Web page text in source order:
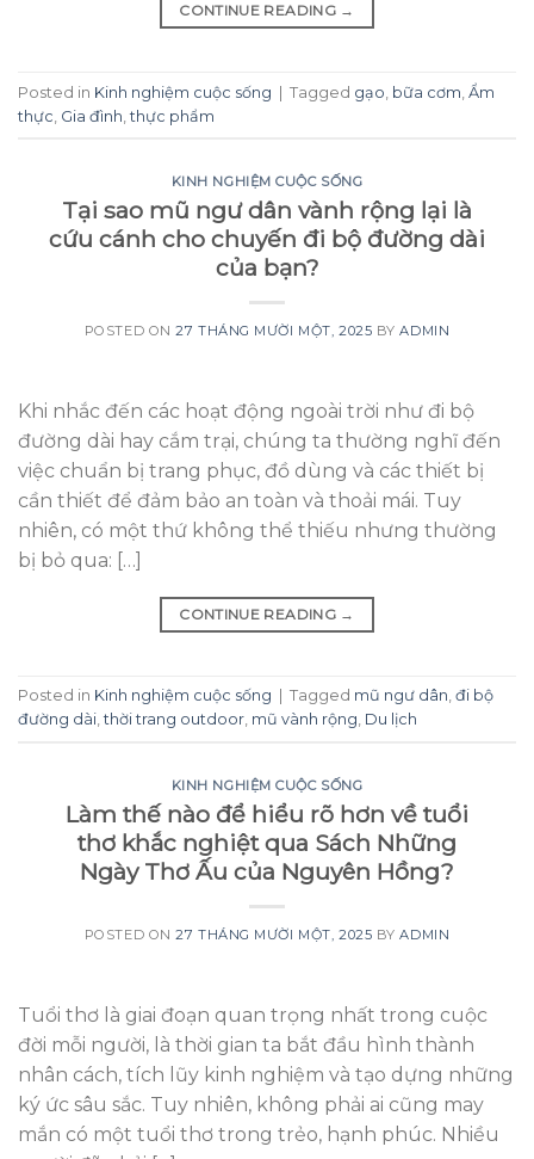
CONTINUE READING →
Posted in Kinh nghiệm cuộc sống | Tagged gạo bữa cơm Ẩm
thực Gia đình ,thực phẩm
KINH NGHIỆM CUỘC SỐNG
Tại sao mũ ngư dân vành rộng lại là
cứu cánh cho chuyến đi bộ đường dài
của bạn?
POSTED ON27 THÁNG MƯỜI MỘT, 2025 BYADMIN
Khi nhắc đến các hoạt động ngoài trời như đi bộ
đường dài hay cắm trại, chúng ta thường nghĩ đến
việc chuẩn bị trang phục, đồ dùng và các thiết bị
cần thiết để đảm bảo an toàn và thoải mái. Tuy
nhiên, có một thứ không thể thiếu nhưng thường
bị bỏ qua: […]
CONTINUE READING →
Posted in Kinh nghiệm cuộc sống Tagged mũ ngư dân, đi bộ
đường dài,thời trang outdoor, mũ vành rộng, Du lịch
KINH NGHIỆM CUỘC SỐNG
Làm thế nào để hiểu rõ hơn về tuổi
thơ khắc nghiệt qua Sách Những
Ngày Thơ Ấu của Nguyên Hồng?
POSTED ON27 THÁNG MƯỜI MỘT, 2025 BYADMIN
Tuổi thơ là giai đoạn quan trọng nhất trong cuộc
đời mỗi người, là thời gian ta bắt đầu hình thành
nhân cách, tích lũy kinh nghiệm và tạo dựng những
ký ức sâu sắc. Tuy nhiên, không phải ai cũng may
mắn có một tuổi thơ trong trẻo, hạnh phúc. Nhiều